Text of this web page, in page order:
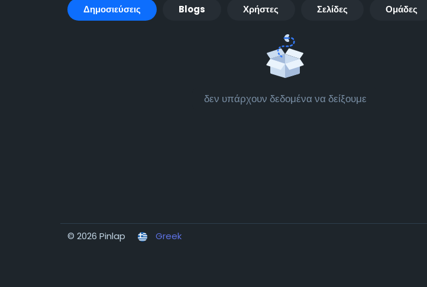
Δημοσιεύσεις Blogs Χρήστες Σελίδες Ομάδες
δεν υπάρχουν δεδομένα να δείξουμε
© 2026 Pinlap Greek